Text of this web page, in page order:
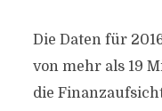
Die Daten für
von mehr als 19
die